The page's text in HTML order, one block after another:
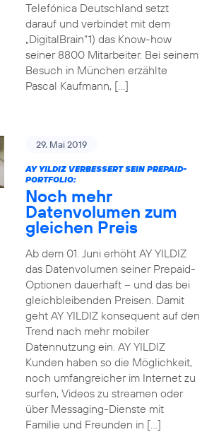
Telefónica Deutschland setzt
darauf und verbindet mit dem
„DigitalBrain“1) das Know-how
seiner 8800 Mitarbeiter. Bei seinem
Besuch in München erzählte
Pascal Kaufmann, […]
29. Mai 2019
AY YILDIZ VERBESSERT SEIN PREPAID-
PORTFOLIO:
Noch mehr
Datenvolumen zum
gleichen Preis
Ab dem 01. Juni erhöht AY YILDIZ
das Datenvolumen seiner Prepaid-
Optionen dauerhaft – und das bei
gleichbleibenden Preisen. Damit
geht AY YILDIZ konsequent auf den
Trend nach mehr mobiler
Datennutzung ein. AY YILDIZ
Kunden haben so die Möglichkeit,
noch umfangreicher im Internet zu
surfen, Videos zu streamen oder
über Messaging-Dienste mit
Familie und Freunden in […]